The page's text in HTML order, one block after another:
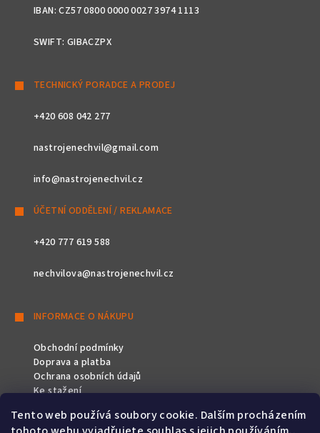
Tento web používá soubory cookie. Dalším procházením
IBAN: CZ57 0800 0000 0027 3974 1113
SWIFT: GIBACZPX
TECHNICKÝ PORADCE A PRODEJ
+420 608 042 277
nastrojenechvil@gmail.com
info@nastrojenechvil.cz
ÚČETNÍ ODDĚLENÍ / REKLAMACE
+420 777 619 588
nechvilova@nastrojenechvil.cz
INFORMACE O NÁKUPU
Obchodní podmínky
Doprava a platba
Ochrana osobních údajů
Ke stažení
SLEDUJTE NÁS